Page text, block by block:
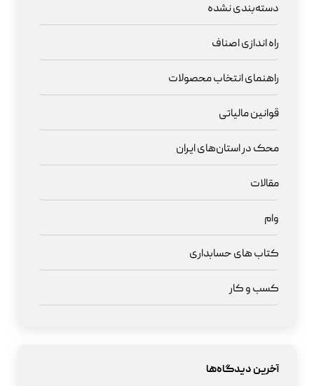
دسته‌بندی نشده
راه اندازی اصناف
راهنمای انتخاب محصولات
قوانین مالیاتی
محک در استان‌های ایران
مقالات
کتاب های حسابداری
کسب و کار
آخرین دیدگاه‌ها